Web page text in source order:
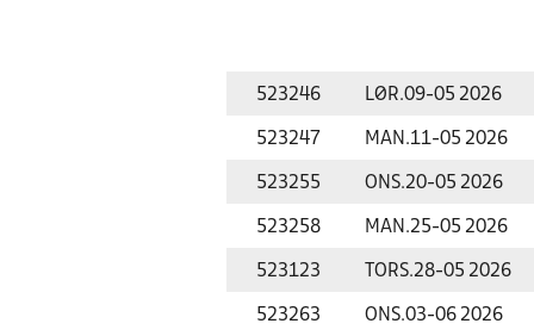
523246 LØR.09-05 2026
523247 MAN.11-05 2026
523255 ONS.20-05 2026
523258 MAN.25-05 2026
523123 TORS.28-05 2026
523263 ONS.03-06 2026